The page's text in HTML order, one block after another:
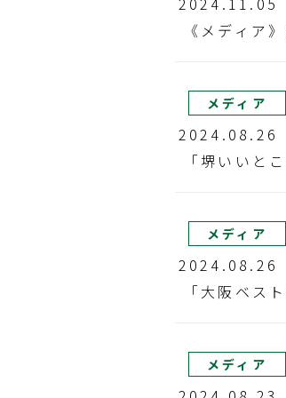
《メディア
メディア
2024.08.26
「堺いいと
メディア
2024.08.26
「大阪ベス
メディア